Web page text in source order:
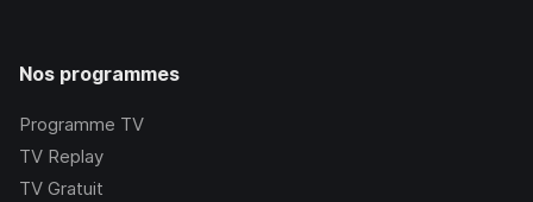
Nos programmes
Programme TV
TV Replay
TV Gratuit